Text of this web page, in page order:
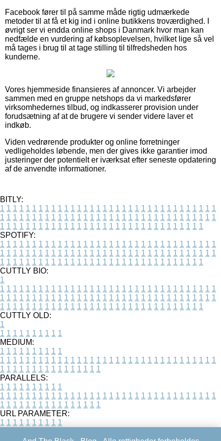
Facebook fører til på samme måde rigtig udmærkede
metoder til at få et kig ind i online butikkens troværdighed. I
øvrigt ser vi endda online shops i Danmark hvor man kan
nedfælde en vurdering af købsoplevelsen, hvilket lige så vel
må tages i brug til at tage stilling til tilfredsheden hos
kunderne.
Vores hjemmeside finansieres af annoncer. Vi arbejder
sammen med en gruppe netshops da vi markedsfører
virksomhedernes tilbud, og indkasserer provision under
forudsætning af at de brugere vi sender videre laver et
indkøb.
Viden vedrørende produkter og online forretninger
vedligeholdes løbende, men der gives ikke garantier imod
justeringer der potentielt er iværksat efter seneste opdatering
af de anvendte informationer.
BITLY:
1 1 1 1 1 1 1 1 1 1 1 1 1 1 1 1 1 1 1 1 1 1 1 1 1 1 1 1 1 1 1 1 1 1
1 1 1 1 1 1 1 1 1 1 1 1 1 1 1 1 1 1 1 1 1 1 1 1 1 1 1 1 1 1 1 1 1 1
1 1 1 1 1 1 1 1 1 1 1 1 1 1 1 1 1 1 1 1 1 1 1 1 1 1 1 1 1 1 1 1
SPOTIFY:
1 1 1 1 1 1 1 1 1 1 1 1 1 1 1 1 1 1 1 1 1 1 1 1 1 1 1 1 1 1 1 1 1 1
1 1 1 1 1 1 1 1 1 1 1 1 1 1 1 1 1 1 1 1 1 1 1 1 1 1 1 1 1 1 1 1 1 1
1 1 1 1 1 1 1 1 1 1 1 1 1 1 1 1 1 1 1 1 1 1 1 1 1 1 1 1 1 1 1 1
CUTTLY BIO:
1
1 1 1 1 1 1 1 1 1 1 1 1 1 1 1 1 1 1 1 1 1 1 1 1 1 1 1 1 1 1 1 1 1 1
1 1 1 1 1 1 1 1 1 1 1 1 1 1 1 1 1 1 1 1 1 1 1 1 1 1 1 1 1 1 1 1 1 1
1 1 1 1 1 1 1 1 1 1 1 1 1 1 1 1 1 1 1 1 1 1 1 1 1 1 1 1 1 1 1 1
CUTTLY OLD:
1
1 1 1 1 1 1 1 1 1 1
MEDIUM:
1 1 1 1 1 1 1 1 1 1
1 1 1 1 1 1 1 1 1 1 1 1 1 1 1 1 1 1 1 1 1 1 1 1 1 1 1 1 1 1 1 1 1 1
1 1 1 1 1 1 1 1 1 1 1 1 1 1 1 1
PARALLELS:
1 1 1 1 1 1 1 1 1 1
1 1 1 1 1 1 1 1 1 1 1 1 1 1 1 1 1 1 1 1 1 1 1 1 1 1 1 1 1 1 1 1 1 1
1 1 1 1 1 1 1 1 1 1 1 1 1 1 1 1
URL PARAMETER:
1 1 1 1 1 1 1 1 1 1